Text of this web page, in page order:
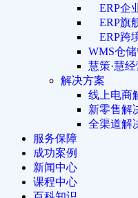
ERP企
ERP旗
ERP跨
WMS仓
慧策·慧
解决方案
线上电商
新零售解
全渠道解
服务保障
成功案例
新闻中心
课程中心